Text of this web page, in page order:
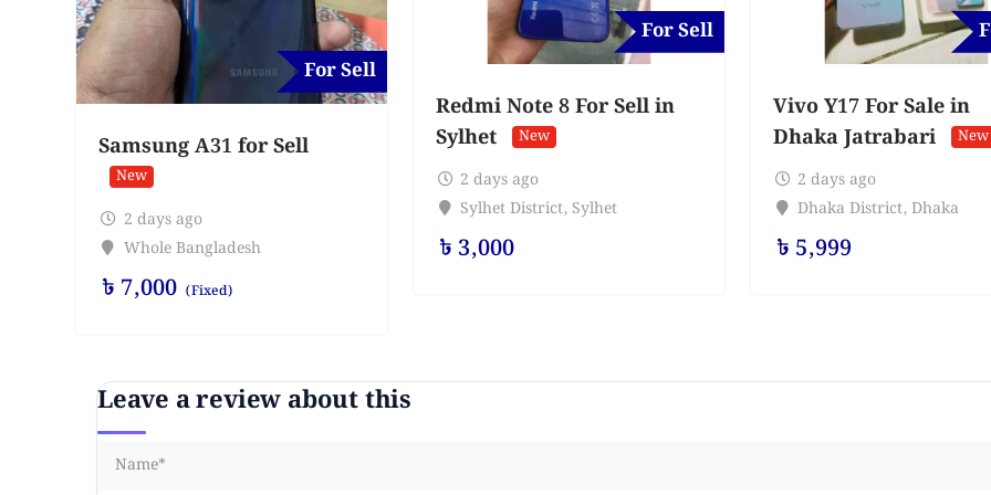
For Sell
Samsung A31 for Sell
New
2 days ago
Whole Bangladesh
৳ 7,000 (Fixed)
For Sell
Redmi Note 8 For Sell in
Sylhet
New
2 days ago
Sylhet District, Sylhet
৳ 3,000
Vivo Y17 For Sale in
Dhaka Jatrabari
New
2 days ago
Dhaka District, Dhaka
৳ 5,999
Leave a review about this